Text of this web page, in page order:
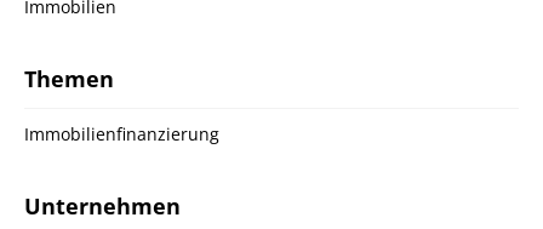
Immobilien
Themen
Immobilienfinanzierung
Unternehmen